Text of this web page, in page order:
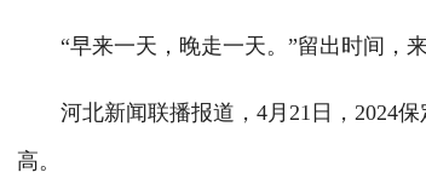
“早来一天，晚走一天。”留出时间，来
河北新闻联播报道，4月21日，2024保
高。